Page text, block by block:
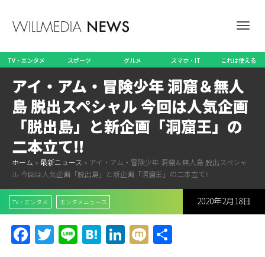
ビ
ー
TV・エンタメ スポーツ グルメ スマホ・IT これは使える
アイ・アム・冒険少年 洞窟＆無人
島 脱出スペシャル 今回は人気企画
「脱出島」と新企画「洞窟王」の
二本立て!!
ホーム » 最新ニュース » アイ・アム・冒険少年 洞窟＆無人島 脱出スペシャ
ル 今回は人気企画「脱出島」と新企画「洞窟王」の二本立て!!
TV・エンタメ エンタメニュース 2020年2月18日
Facebook
Twitter
LineHatena
LinkedIn
Mixi